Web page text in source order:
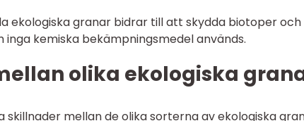
ekologiska granar bidrar till att skydda biotoper och
kemiska bekämpningsmedel används.
olika ekologiska
skillnader mellan de olika sorterna av ekologiska